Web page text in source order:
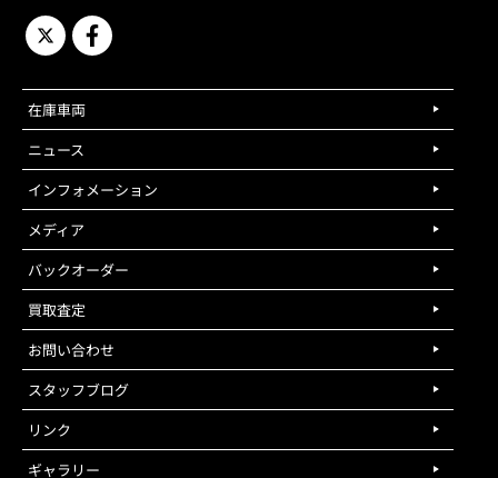
在庫車両
ニュース
インフォメーション
メディア
バックオーダー
買取査定
お問い合わせ
スタッフブログ
リンク
ギャラリー